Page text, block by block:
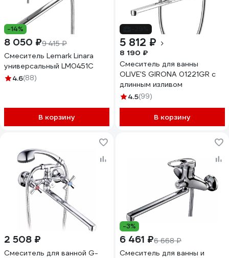
-14%
8 050 ₽9 415 ₽
Смеситель Lemark Linara
универсальный LM0451C
4.6(88)
В корзину
5 812 ₽
8 190 ₽
Смеситель для ванны
OLIVE'S GIRONA 01221GR с
длинным изливом
4.5(99)
В корзину
2 508 ₽
Смеситель для ванной G-
-3%
6 461 ₽6 668 ₽
Смеситель для ванны и